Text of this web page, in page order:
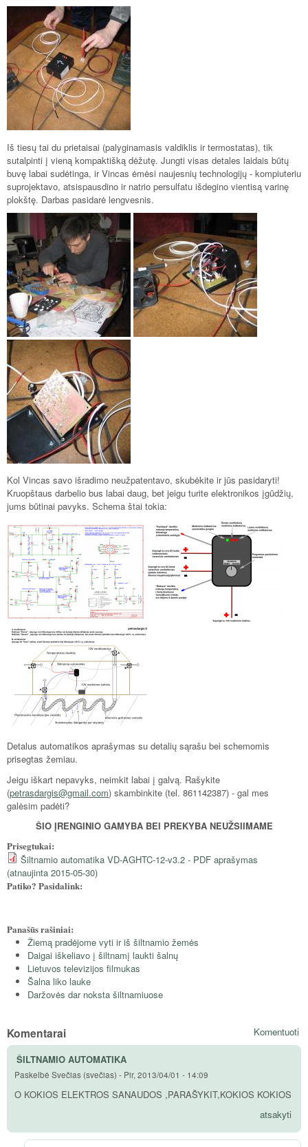
Iš tiesų tai du prietaisai (palyginamasis valdiklis ir termostatas), tik
sutalpinti į vieną kompaktišką dėžutę. Jungti visas detales laidais būtų
buvę labai sudėtinga, ir Vincas ėmėsi naujesnių technologijų - kompiuteriu
suprojektavo, atsispausdino ir natrio persulfatu išdegino vientisą varinę
plokštę. Darbas pasidarė lengvesnis.
Kol Vincas savo išradimo neužpatentavo, skubėkite ir jūs pasidaryti!
Kruopštaus darbelio bus labai daug, bet jeigu turite elektronikos įgūdžių,
jums būtinai pavyks. Schema štai tokia:
Detalus automatikos aprašymas su detalių sąrašu bei schemomis
prisegtas žemiau.
Jeigu iškart nepavyks, neimkit labai į galvą. Rašykite
(petrasdargis@gmail.com) skambinkite (tel. 861142387) - gal mes
galėsim padėti?
ŠIO ĮRENGINIO GAMYBA BEI PREKYBA NEUŽSIIMAME
Prisegtukai:
Šiltnamio automatika VD-AGHTC-12-v3.2 - PDF aprašymas
(atnaujinta 2015-05-30)
Patiko? Pasidalink:
Panašūs rašiniai:
Žiemą pradėjome vyti ir iš šiltnamio žemės
Daigai iškeliavo į šiltnamį laukti šalnų
Lietuvos televizijos filmukas
Šalna liko lauke
Daržovės dar noksta šiltnamiuose
Komentuoti
Komentarai
ŠILTNAMIO AUTOMATIKA
Paskelbė Svečias (svečias) - Pir, 2013/04/01 - 14:09
O KOKIOS ELEKTROS SANAUDOS ,PARAŠYKIT,KOKIOS KOKIOS
atsakyti